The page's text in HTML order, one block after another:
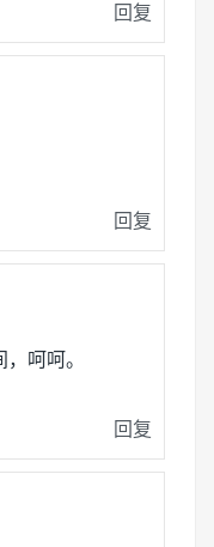
回复
回复
呵呵。
回复